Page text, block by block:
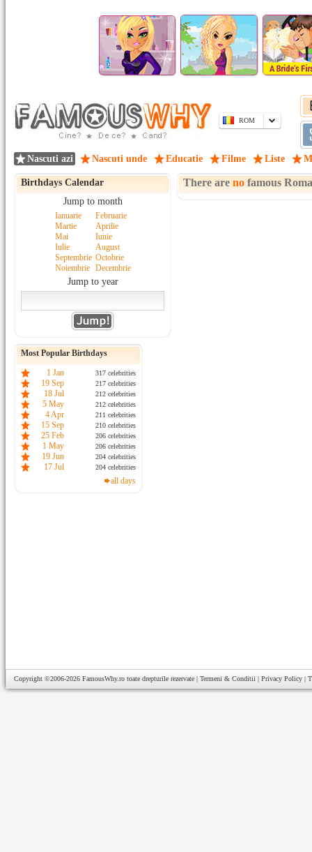
ROM
Nascuti azi Nascuti unde Educatie Filme Liste
Birthdays Calendar
Jump to month
Ianuarie
Februarie
Martie
Aprilie
Mai
Iunie
Iulie
August
Septembrie Octobrie
Noiembrie
Decembrie
Jump to year
Most Popular Birthdays
1 Jan
317 celebrities
19 Sep 217 celebrities
18 Jul 212 celebrities
5 May 212 celebrities
4 Apr 211 celebrities
15 Sep 210 celebrities
25 Feb 206 celebrities
1 May 206 celebrities
19 Jun 204 celebrities
17 Jul 204 celebrities
all days
There are no famous
Copyright ©2006-2026 FamousWhy.ro toate drepturile rezervate | Termeni & Conditii | Privacy Policy |